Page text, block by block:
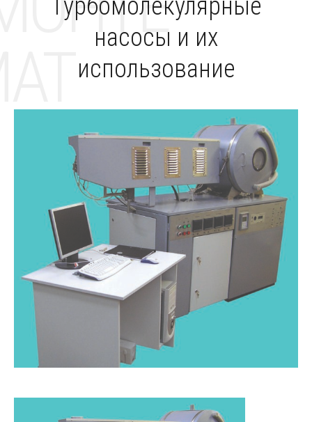
Турбомолекулярные
насосы и их
использование